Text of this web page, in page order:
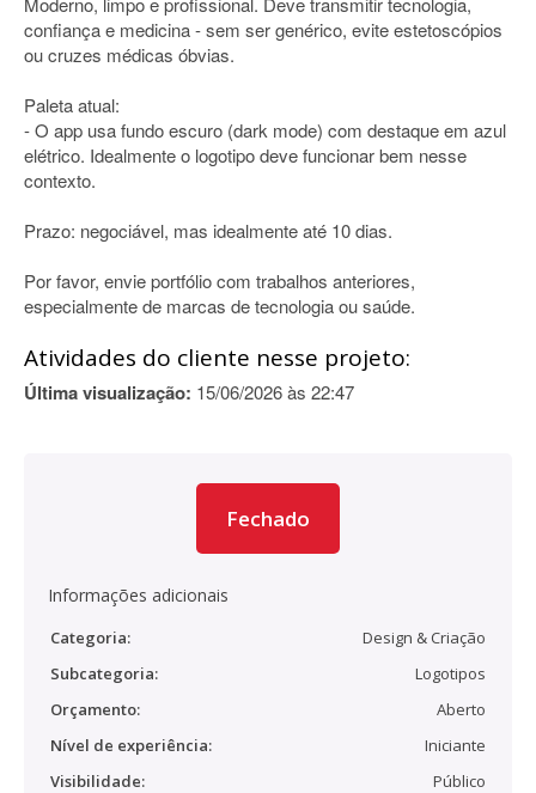
confiança e medicina - sem ser genérico, evite estetoscópios
ou cruzes médicas óbvias.
Paleta atual:
- O app usa fundo escuro (dark mode) com destaque em azul
elétrico. Idealmente o logotipo deve funcionar bem nesse
contexto.
Prazo: negociável, mas idealmente até 10 dias.
Por favor, envie portfólio com trabalhos anteriores,
especialmente de marcas de tecnologia ou saúde.
Atividades do cliente nesse projeto:
Última visualização: 15/06/2026 às 22:47
Fechado
Informações adicionais
Categoria:
Design & Criação
Subcategoria:
Logotipos
Orçamento:
Aberto
Nível de experiência:
Iniciante
Visibilidade:
Público